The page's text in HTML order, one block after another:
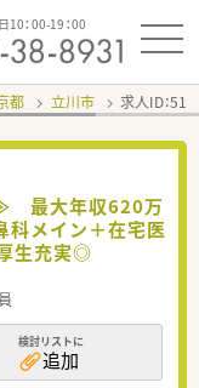
10：00-19：00
都 立川市 求人ID：
≫ 最大年収620万
科メイン＋在宅医
生充実◎
検討リストに
追加